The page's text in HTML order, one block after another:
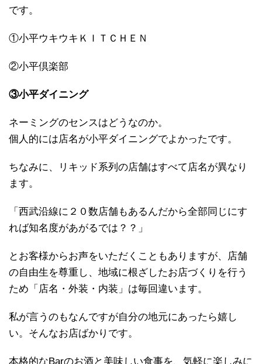
です。
①小平ウキウキＫＩＴＣＨＥＮ
②小平倶楽部
③小平ダイニング
ネーミングのセンスはどうなのか。
個人的には店名が小平ダイニングでよかったです。
ちなみに、リキッド系列の店舗はすべて店名が異なり
ます。
「西武沿線に２０数店舗もあるんだから全部同じにす
れば知名度があがるでは？？」
とお客様からお声をいただくこともありますが、店舗
の自由生を尊重し、地域に根ざしたお店づくりを行う
ため「店名・外装・内装」は毎回違います。
私が言うのもなんですが自分の地元にあったら嬉し
い。そんなお店ばかりです。
本格的なBarのお酒と美味しい食事を、気軽に楽しみに